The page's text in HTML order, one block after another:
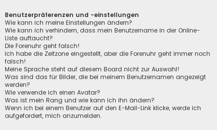
Benutzerpräferenzen und -einstellungen
Wie kann ich meine Einstellungen ändern?
Wie kann ich verhindern, dass mein Benutzername in der Online-
Liste auftaucht?
Die Forenuhr geht falsch!
Ich habe die Zeitzone eingestellt, aber die Forenuhr geht immer noch
falsch!
Meine Sprache steht auf diesem Board nicht zur Auswahl!
Was sind das für Bilder, die bei meinem Benutzernamen angezeigt
werden?
Wie verwende ich einen Avatar?
Was ist mein Rang und wie kann ich ihn ändern?
Wenn ich bei einem Benutzer auf den E-Mail-Link klicke, werde ich
aufgefordert, mich anzumelden.